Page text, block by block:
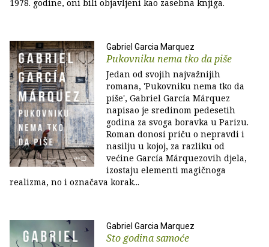
1978. godine, oni bili objavljeni kao zasebna knjiga.
Gabriel Garcia Marquez
Pukovniku nema tko da piše
Jedan od svojih najvažnijih
romana, 'Pukovniku nema tko da
piše', Gabriel García Márquez
napisao je sredinom pedesetih
godina za svoga boravka u Parizu.
Roman donosi priču o nepravdi i
nasilju u kojoj, za razliku od
većine García Márquezovih djela,
izostaju elementi magičnoga
realizma, no i označava korak...
Gabriel Garcia Marquez
Sto godina samoće